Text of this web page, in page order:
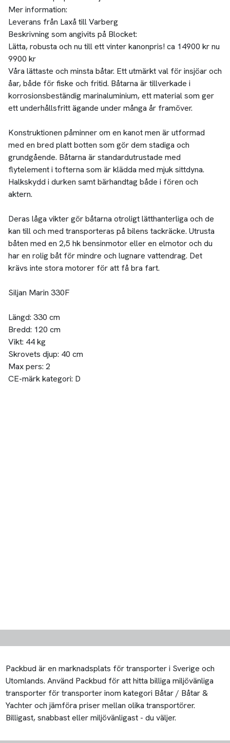
Mer information:
Leverans från Laxå till Varberg
Beskrivning som angivits på Blocket:
Lätta, robusta och nu till ett vinter kanonpris! ca 14900 kr nu
9900 kr
Våra lättaste och minsta båtar. Ett utmärkt val för insjöar och
åar, både för fiske och fritid. Båtarna är tillverkade i
korrosionsbeständig marinaluminium, ett material som ger
ett underhållsfritt ägande under många år framöver.
Konstruktionen påminner om en kanot men är utformad
med en bred platt botten som gör dem stadiga och
grundgående. Båtarna är standardutrustade med
flytelement i tofterna som är klädda med mjuk sittdyna.
Halkskydd i durken samt bärhandtag både i fören och
aktern.
Deras låga vikter gör båtarna otroligt lätthanterliga och de
kan till och med transporteras på bilens tackräcke. Utrusta
båten med en 2,5 hk bensinmotor eller en elmotor och du
har en rolig båt för mindre och lugnare vattendrag. Det
krävs inte stora motorer för att få bra fart.
Siljan Marin 330F
Längd: 330 cm
Bredd: 120 cm
Vikt: 44 kg
Skrovets djup: 40 cm
Max pers: 2
CE-märk kategori: D
Packbud är en marknadsplats för transporter i Sverige och
Utomlands. Använd Packbud för att hitta billiga miljövänliga
transporter för transporter inom kategori Båtar / Båtar &
Yachter och jämföra priser mellan olika transportörer.
Billigast, snabbast eller miljövänligast - du väljer.